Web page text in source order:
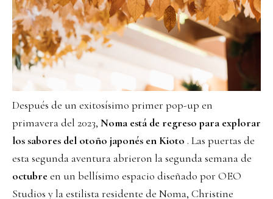
Después de un exitosísimo primer pop-up en
primavera del 2023, Noma está de regreso para explorar
los sabores del otoño japonés en Kioto . Las puertas de
esta segunda aventura abrieron la segunda semana de
octubreen un bellísimo espacio diseñado por OEO
Studios y la estilista residente de Noma, Christine